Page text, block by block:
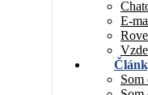
E-
Som